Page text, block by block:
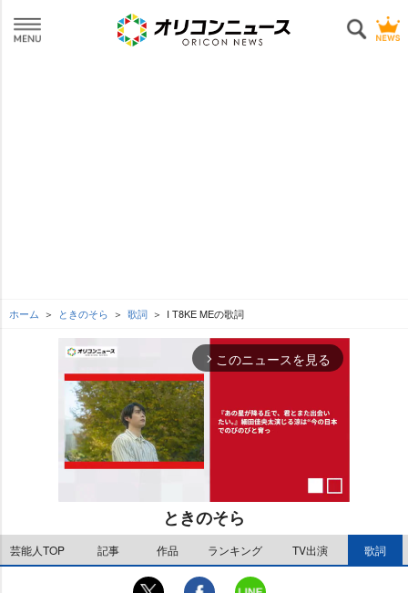
ホーム ときのそら 歌詞 I T8KE MEの歌詞
arrow_forward_ios このニュースを見る
M
u
ときのそら
芸能人TOP 記事 作品 ランキング TV出演 歌詞